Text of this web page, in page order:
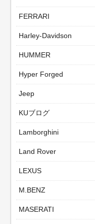
FERRARI
Harley-Davidson
HUMMER
Hyper Forged
Jeep
KUブログ
Lamborghini
Land Rover
LEXUS
M.BENZ
MASERATI